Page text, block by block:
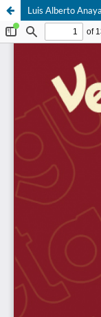
Luis Alberto